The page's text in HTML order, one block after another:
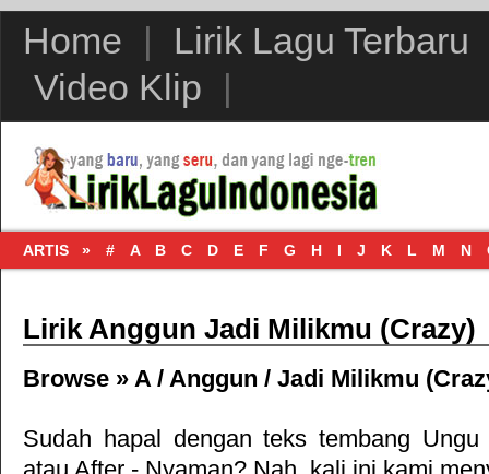
Home | Lirik Lagu Terbaru
Video Klip
|
ARTIS » # A B C D E F G H I J K L M N
Lirik Anggun Jadi Milikmu (Crazy)
Browse » A/ Anggun / Jadi Milikmu
Sudah hapal dengan teks tembang